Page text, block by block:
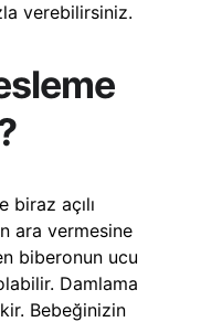
verebilirsiniz.
biraz açılı
ara vermesine
biberonun ucu
Damlama
Bebeğinizin